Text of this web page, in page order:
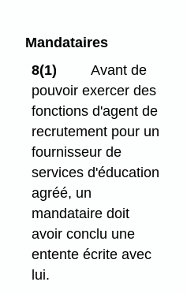
Mandataires
8(1)
Avant de
pouvoir exercer des
fonctions d'agent de
recrutement pour un
fournisseur de
services d'éducation
agréé, un
mandataire doit
avoir conclu une
entente écrite avec
lui.